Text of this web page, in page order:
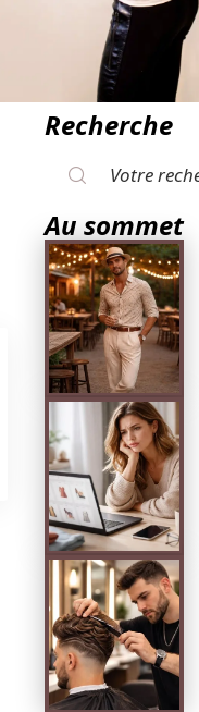
Recherche
Au sommet